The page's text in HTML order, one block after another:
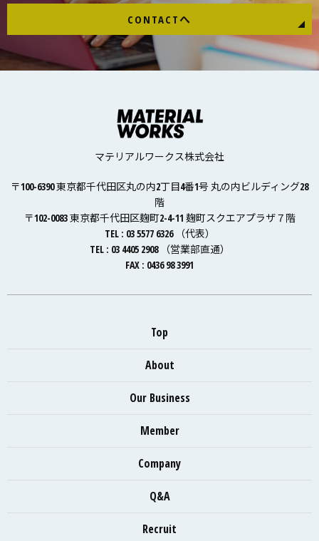
CONTACTへ
マテリアルワークス株式会社
〒100-6390 東京都千代田区丸の内2丁目4番1号 丸の内ビルディング28
階
〒102-0083 東京都千代田区麹町2-4-11 麹町スクエアプラザ７階
TEL : 03 5577 6326 （代表）
TEL : 03 4405 2908 （営業部直通）
FAX : 0436 98 3991
Top
About
Our Business
Member
Company
Q&A
Recruit